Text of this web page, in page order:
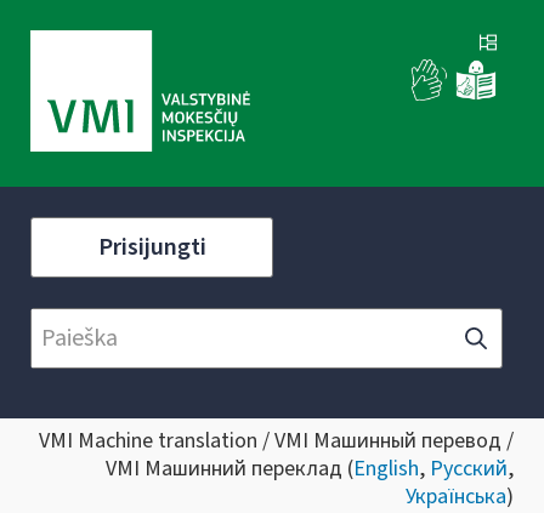
Prisijungti
VMI Machine translation / VMI Машинный перевод /
VMI Машинний переклад (English, Русский,
Українська)